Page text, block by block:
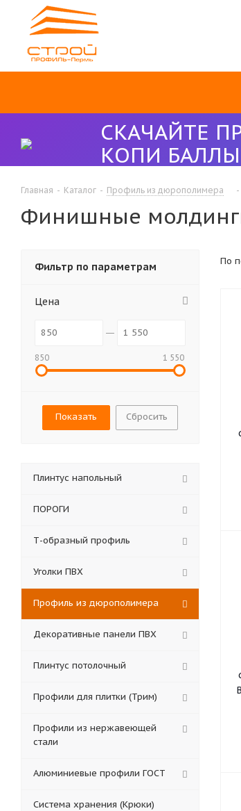
СКАЧАЙТЕ
КОПИ
Главная - Каталог - Профиль из дюрополимера -
Финишные
По
Фильтр по параметрам
Цена
850 1 550
Сбросить
Плинтус напольный
ПОРОГИ
Т-образный профиль
Уголки ПВХ
Профиль из дюрополимера
Декоративные панели ПВХ
Плинтус потолочный
Профили для плитки (Трим)
Профили из нержавеющей
стали
Алюминиевые профили ГОСТ
Система хранения (Крюки)